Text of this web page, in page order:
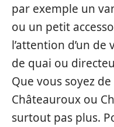
par exemple un
ou un petit
l’attention d’un
de quai ou
Que vous soyez
Châteauroux ou
surtout pas plus.